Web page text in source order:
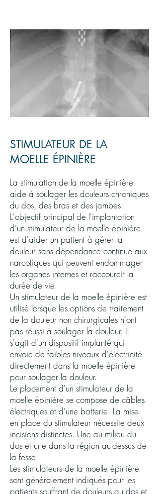
STIMULATEUR DE LA
MOELLE ÉPINIÈRE
La stimulation de la moelle épinière
aide à soulager les douleurs chroniques
du dos, des bras et des jambes.
L'objectif principal de l'implantation
d'un stimulateur de la moelle épinière
est d'aider un patient à gérer la
douleur sans dépendance continue aux
narcotiques qui peuvent endommager
les organes internes et raccourcir la
durée de vie.
Un stimulateur de la moelle épinière est
utilisé lorsque les options de traitement
de la douleur non chirurgicales n'ont
pas réussi à soulager la douleur. Il
s'agit d'un dispositif implanté qui
envoie de faibles niveaux d'électricité
directement dans la moelle épinière
pour soulager la douleur.
Le placement d'un stimulateur de la
moelle épinière se compose de câbles
électriques et d'une batterie. La mise
en place du stimulateur nécessite deux
incisions distinctes. Une au milieu du
dos et une dans la région au-dessus de
la fesse.
Les stimulateurs de la moelle épinière
sont généralement indiqués pour les
patients souffrant de douleurs au dos et